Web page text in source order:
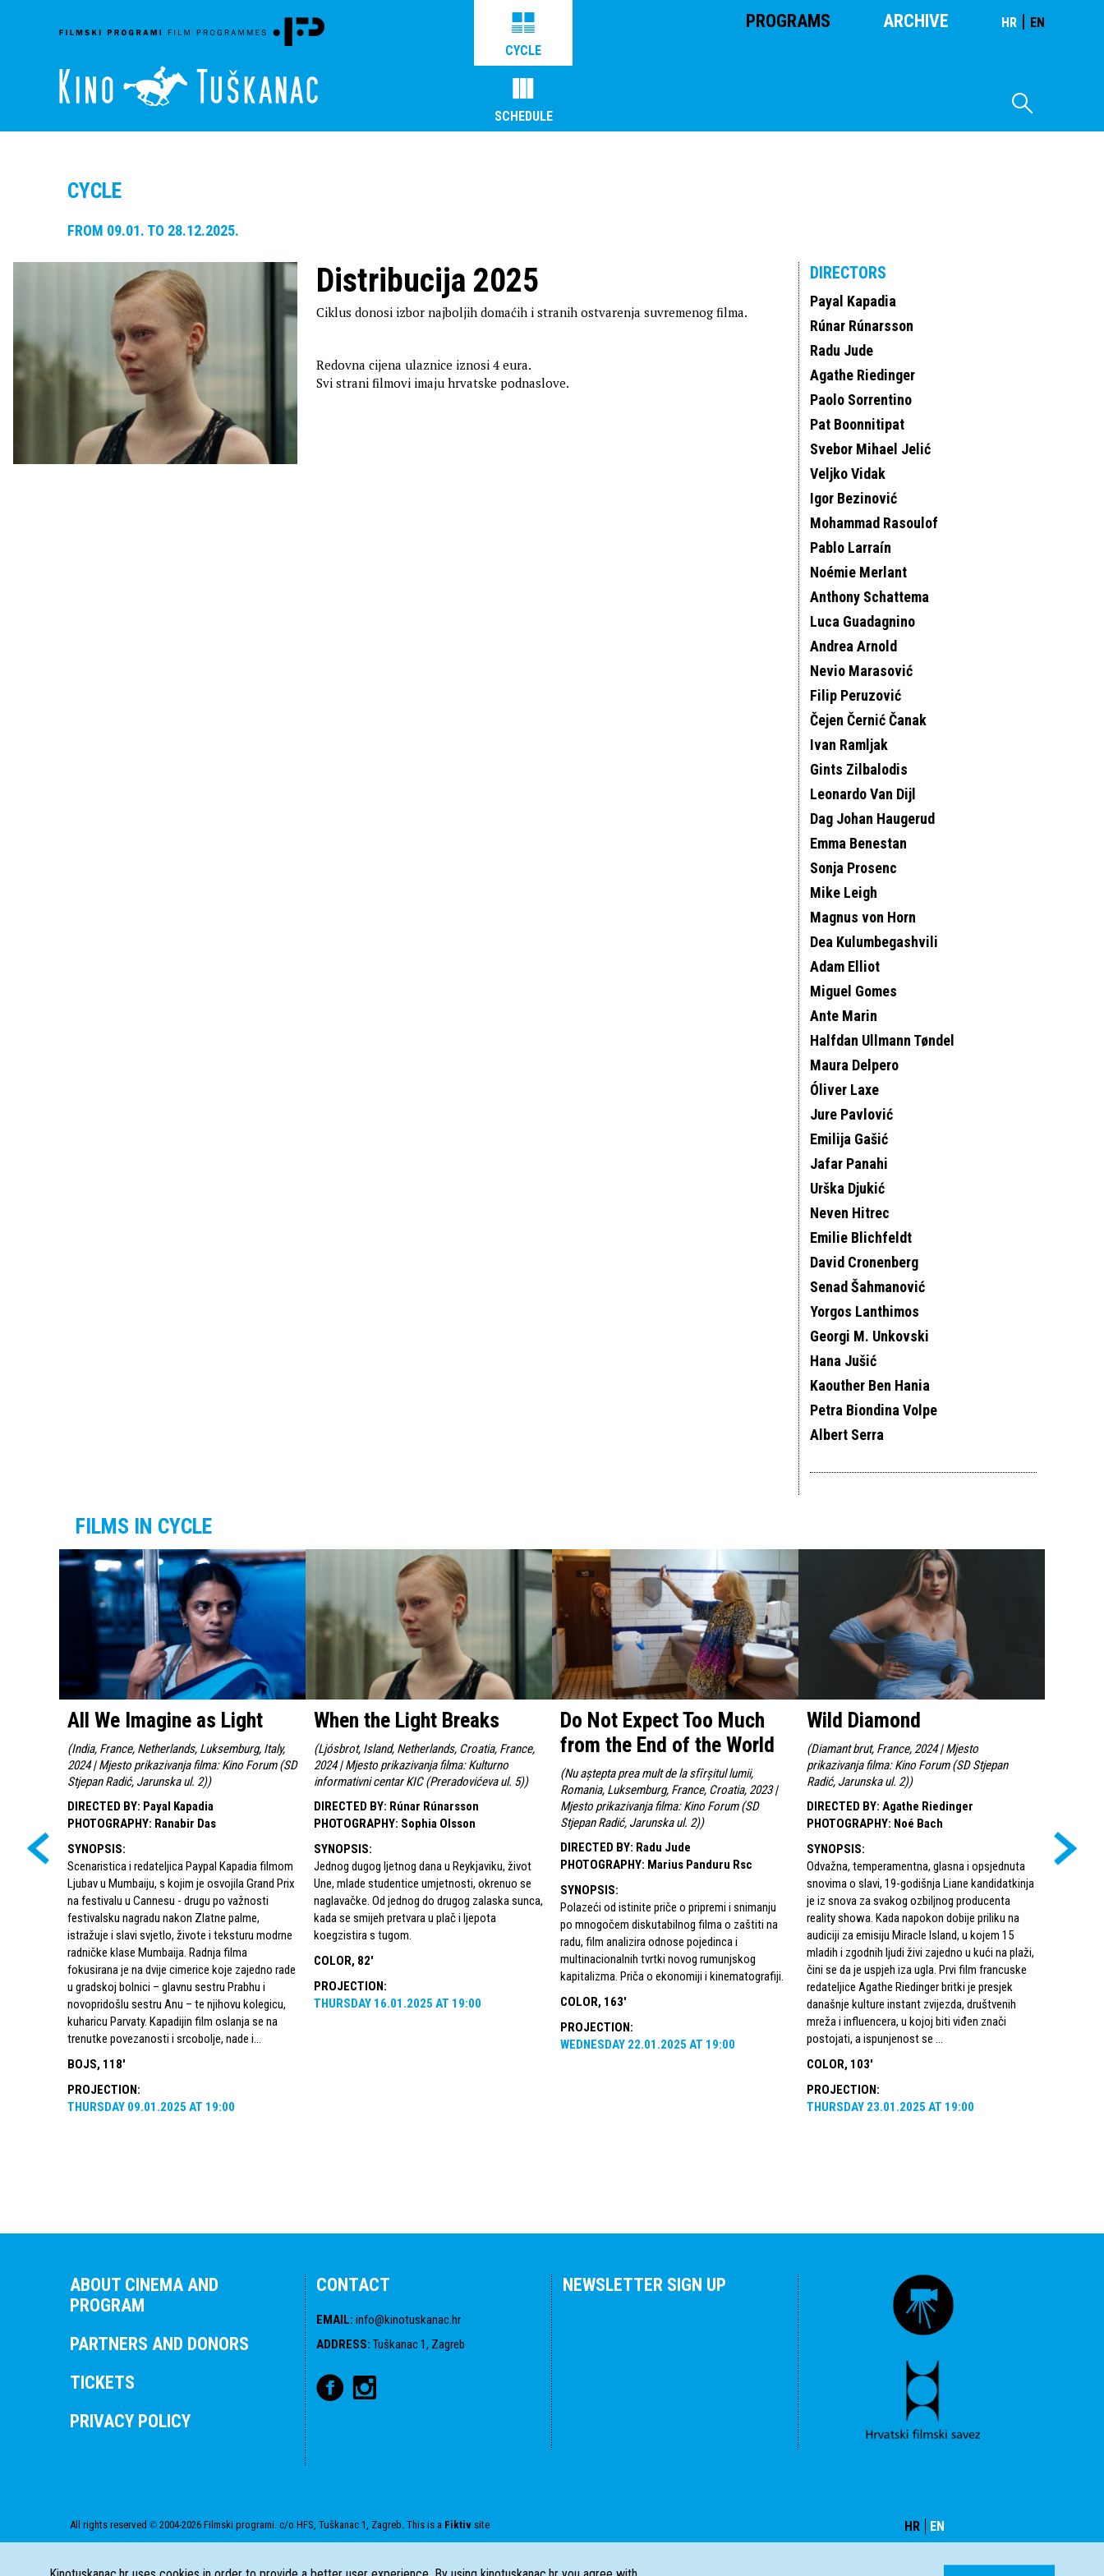
PROGRAMS ARCHIVE HR | EN
CYCLE
SCHEDULE
CYCLE
FROM 09.01. TO 28.12.2025.
Distribucija 2025
Ciklus donosi izbor najboljih domaćih i stranih ostvarenja suvremenog filma.
Redovna cijena ulaznice iznosi 4 eura.
Svi strani filmovi imaju hrvatske podnaslove.
DIRECTORS
Payal Kapadia
Rúnar Rúnarsson
Radu Jude
Agathe Riedinger
Paolo Sorrentino
Pat Boonnitipat
Svebor Mihael Jelić
Veljko Vidak
Igor Bezinović
Mohammad Rasoulof
Pablo Larraín
Noémie Merlant
Anthony Schattema
Luca Guadagnino
Andrea Arnold
Nevio Marasović
Filip Peruzović
Čejen Černić Čanak
Ivan Ramljak
Gints Zilbalodis
Leonardo Van Dijl
Dag Johan Haugerud
Emma Benestan
Sonja Prosenc
Mike Leigh
Magnus von Horn
Dea Kulumbegashvili
Adam Elliot
Miguel Gomes
Ante Marin
Halfdan Ullmann Tøndel
Maura Delpero
Óliver Laxe
Jure Pavlović
Emilija Gašić
Jafar Panahi
Urška Djukić
Neven Hitrec
Emilie Blichfeldt
David Cronenberg
Senad Šahmanović
Yorgos Lanthimos
Georgi M. Unkovski
Hana Jušić
Kaouther Ben Hania
Petra Biondina Volpe
Albert Serra
FILMS IN CYCLE
All We Imagine as Light
(India, France, Netherlands, Luksemburg, Italy,
2024 | Mjesto prikazivanja filma: Kino Forum (SD
Stjepan Radić, Jarunska ul. 2))
DIRECTED BY: Payal Kapadia
PHOTOGRAPHY: Ranabir Das
SYNOPSIS:
Scenaristica i redateljica Paypal Kapadia filmom
Ljubav u Mumbaiju, s kojim je osvojila Grand Prix
na festivalu u Cannesu - drugu po važnosti
festivalsku nagradu nakon Zlatne palme,
istražuje i slavi svjetlo, živote i teksturu modrne
radničke klase Mumbaija. Radnja filma
fokusirana je na dvije cimerice koje zajedno rade
u gradskoj bolnici – glavnu sestru Prabhu i
novopridošlu sestru Anu – te njihovu kolegicu,
kuharicu Parvaty. Kapadijin film oslanja se na
trenutke povezanosti i srcobolje, nade i...
BOJS, 118'
PROJECTION:
THURSDAY 09.01.2025 AT 19:00
When the Light Breaks
(Ljósbrot, Island, Netherlands, Croatia, France,
2024 | Mjesto prikazivanja filma: Kulturno
informativni centar KIC (Preradovićeva ul. 5))
DIRECTED BY: Rúnar Rúnarsson
PHOTOGRAPHY: Sophia Olsson
SYNOPSIS:
Jednog dugog ljetnog dana u Reykjaviku, život
Une, mlade studentice umjetnosti, okrenuo se
naglavačke. Od jednog do drugog zalaska sunca,
kada se smijeh pretvara u plač i ljepota
koegzistira s tugom.
COLOR, 82'
PROJECTION:
THURSDAY 16.01.2025 AT 19:00
Do Not Expect Too Much
from the End of the World
(Nu aștepta prea mult de la sfîrșitul lumii,
Romania, Luksemburg, France, Croatia, 2023 |
Mjesto prikazivanja filma: Kino Forum (SD
Stjepan Radić, Jarunska ul. 2))
DIRECTED BY: Radu Jude
PHOTOGRAPHY: Marius Panduru Rsc
SYNOPSIS:
Polazeći od istinite priče o pripremi i snimanju
po mnogočem diskutabilnog filma o zaštiti na
radu, film analizira odnose pojedinca i
multinacionalnih tvrtki novog rumunjskog
kapitalizma. Priča o ekonomiji i kinematografiji.
COLOR, 163'
PROJECTION:
WEDNESDAY 22.01.2025 AT 19:00
Wild Diamond
(Diamant brut, France, 2024 | Mjesto
prikazivanja filma: Kino Forum (SD Stjepan
Radić, Jarunska ul. 2))
DIRECTED BY: Agathe Riedinger
PHOTOGRAPHY: Noé Bach
SYNOPSIS:
Odvažna, temperamentna, glasna i opsjednuta
snovima o slavi, 19-godišnja Liane kandidatkinja
je iz snova za svakog ozbiljnog producenta
reality showa. Kada napokon dobije priliku na
audiciji za emisiju Miracle Island, u kojem 15
mladih i zgodnih ljudi živi zajedno u kući na plaži,
čini se da je uspjeh iza ugla. Prvi film francuske
redateljice Agathe Riedinger britki je presjek
današnje kulture instant zvijezda, društvenih
mreža i influencera, u kojoj biti viđen znači
postojati, a ispunjenost se ...
COLOR, 103'
PROJECTION:
THURSDAY 23.01.2025 AT 19:00
Rođena u
ABOUT CINEMA AND
PROGRAM
PARTNERS AND DONORS
TICKETS
PRIVACY POLICY
CONTACT
EMAIL: info@kinotuskanac.hr
ADDRESS: Tuškanac 1, Zagreb
NEWSLETTER SIGN UP
HR EN
All rights reserved © 2004-2026 Filmski programi. c/o HFS, Tuškanac 1, Zagreb. This is a Fiktiv site